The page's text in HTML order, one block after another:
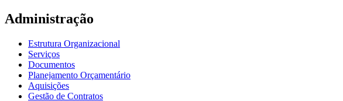
Administração
Estrutura Organizacional
Serviços
Documentos
Planejamento Orçamentário
Aquisições
Gestão de Contratos